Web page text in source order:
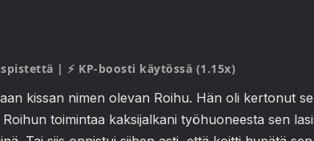
| ⚡ KP-boosti käytössä (1.15x)
kissan nimen olevan Roihu. Hän oli kertonut
toimintaa kaksijalkani työhuoneesta sen